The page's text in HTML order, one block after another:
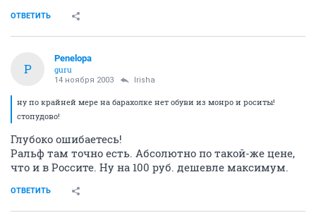
ОТВЕТИТЬ
P
Penelopa
guru
14 ноября 2003 Irisha
ну по крайней мере на барахолке нет обуви из монро и роситы!
стопудово!
Глубоко ошибаетесь!
Ральф там точно есть. Абсолютно по такой-же цене,
что и в Россите. Ну на 100 руб. дешевле максимум.
ОТВЕТИТЬ